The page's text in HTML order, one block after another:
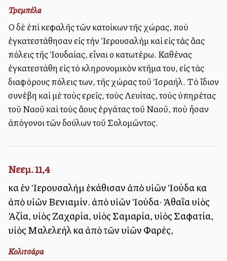
Τρεμπέλα
Οἱ δὲ ἐπὶ κεφαλῆς τῶν κατοίκων τῆς χώρας, ποὺ
ἐγκατεστάθησαν εἰς τὴν Ἱερουσαλὴμ καὶ εἰς τὰς ἄλλας
πόλεις τῆς Ἰουδαίας, εἶναι οἱ κατωτέρω. Καθένας
ἐγκατεστάθη εἰς τὸ κληρονομικὸν κτῆμα του, εἰς τὰς
διαφόρους πόλεις των, τῆς χώρας τοῦ Ἰσραήλ. Τὸ ἴδιον
συνέβη καὶ μὲ τοὺς ἱερεῖς, τοὺς Λευίτας, τοὺς ὑπηρέτας
τοῦ Ναοῦ καὶ τοὺς ἄλλους ἐργάτας τοῦ Ναοῦ, ποὺ ἦσαν
ἀπόγονοι τῶν δούλων τοῦ Σολομῶντος.
Νεεμ. 11,4
καὶ ἐν Ἱερουσαλὴμ ἐκάθισαν ἀπὸ υἱῶν Ἰούδα καὶ
ἀπὸ υἱῶν Βενιαμίν. ἀπὸ υἱῶν Ἰούδα· Ἀθαΐα υἱὸς
Ἀζία, υἱὸς Ζαχαρία, υἱὸς Σαμαρία, υἱὸς Σαφατία,
υἱὸς Μαλελεὴλ καὶ ἀπὸ τῶν υἱῶν Φαρές,
Κολιτσάρα